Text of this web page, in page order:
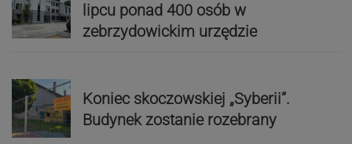
lipcu ponad 400 osób w
zebrzydowickim urzędzie
Koniec skoczowskiej „Syberii”.
Budynek zostanie rozebrany